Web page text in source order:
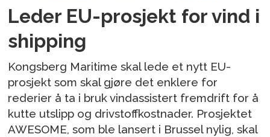
Leder EU-prosjekt for vind i
shipping
Kongsberg Maritime skal lede et nytt EU-
prosjekt som skal gjøre det enklere for
rederier å ta i bruk vindassistert fremdrift for å
kutte utslipp og drivstoffkostnader. Prosjektet
AWESOME, som ble lansert i Brussel nylig, skal